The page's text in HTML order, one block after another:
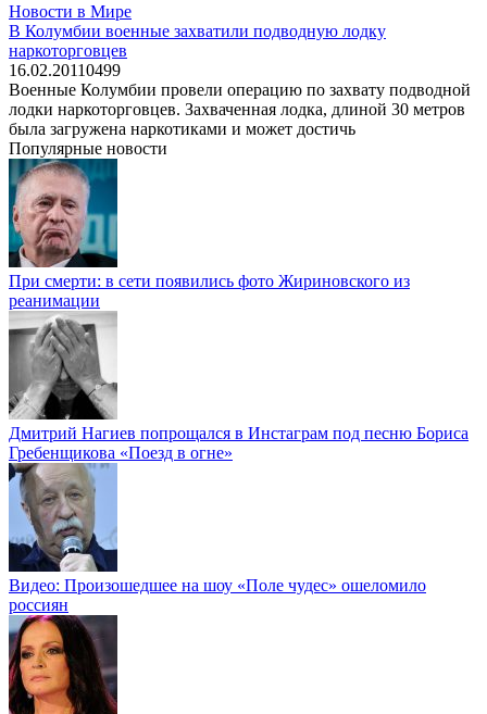
Новости в Мире
В Колумбии военные захватили подводную лодку
наркоторговцев
16.02.20110499
Военные Колумбии провели операцию по захвату подводной
лодки наркоторговцев. Захваченная лодка, длиной 30 метров
была загружена наркотиками и может достичь
Популярные новости
При смерти: в сети появились фото Жириновского из
реанимации
Дмитрий Нагиев попрощался в Инстаграм под песню Бориса
Гребенщикова «Поезд в огне»
Видео: Произошедшее на шоу «Поле чудес» ошеломило
россиян